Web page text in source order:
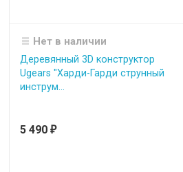
Нет в наличии
Деревянный 3D конструктор
Ugears "Харди-Гарди струнный
инструм...
5 490 ₽